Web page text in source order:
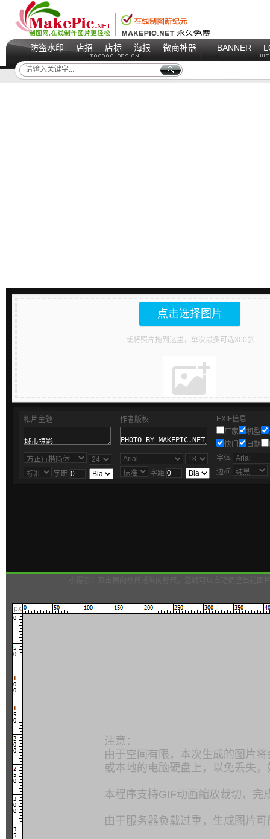
防盗水印 店招 店标 海报 微商神器 BANNER
点击选择图片
或将照片拖到这里，单次最多可选300张
相片主题
字距
作者版权
字距
EXIF信息
厂家
机型
快门
日期
字体
边框
注意：
由于空间有限，本次生成的图片
或本地的电脑硬盘上，以免丢失
本程序支持GIF动画缩放裁切，完
由于服务器负载过重，生成图片
px